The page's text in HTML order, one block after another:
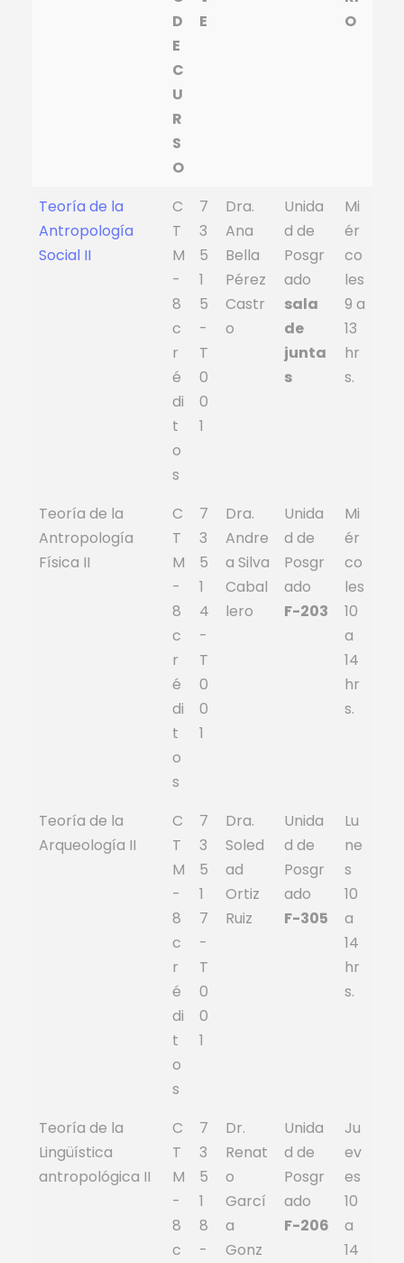
D
E
C
U
R
S
O
E
O
Teoría de la
Antropología
Social II
C
T
M
-
8
c
r
é
di
t
o
s
7
3
5
1
5
-
T
0
0
1
Dra.
Ana
Bella
Pérez
Castr
o
Unida
d de
Posgr
ado
sala
de
junta
s
Mi
ér
co
les
9 a
13
hr
s.
Teoría de la
Antropología
Física II
C
T
M
-
8
c
r
é
di
t
o
s
7
3
5
1
4
-
T
0
0
1
Dra.
Andre
a Silva
Cabal
lero
Unida
d de
Posgr
ado
F-203
Mi
ér
co
les
10
a
14
hr
s.
Teoría de la
Arqueología II
C
T
M
-
8
c
r
é
di
t
o
s
7
3
5
1
7
-
T
0
0
1
Dra.
Soled
ad
Ortiz
Ruiz
Unida
d de
Posgr
ado
F-305
Lu
ne
s
10
a
14
hr
s.
Teoría de la
Lingüística
antropológica II
C
T
M
-
8
c
7
3
5
1
8
-
Dr.
Renat
o
Garcí
a
Gonz
Unida
d de
Posgr
ado
F-206
Ju
ev
es
10
a
14